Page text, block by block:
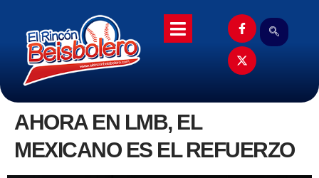
AHORA EN LMB, EL
MEXICANO ES EL REFUERZO